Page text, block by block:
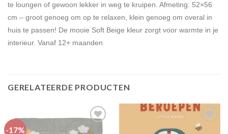
te loungen of gewoon lekker in weg te kruipen. Afmeting: 52×56
cm – groot genoeg om op te relaxen, klein genoeg om overal in
huis te passen! De mooie Soft Beige kleur zorgt voor warmte in je
interieur. Vanaf 12+ maanden
GERELATEERDE PRODUCTEN
-17%